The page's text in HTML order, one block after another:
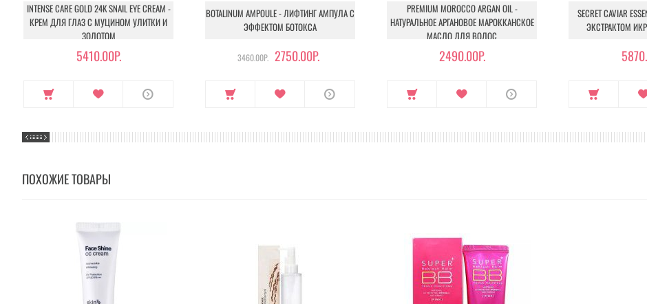
INTENSE CARE GOLD 24K SNAIL EYE CREAM -
КРЕМ ДЛЯ ГЛАЗ С МУЦИНОМ УЛИТКИ И
ЗОЛОТОМ
5410.00Р.
BOTALINUM AMPOULE - ЛИФТИНГ АМПУЛА С
ЭФФЕКТОМ БОТОКСА
3460.00Р. 2750.00Р.
PREMIUM MOROCCO ARGAN OIL -
НАТУРАЛЬНОЕ АРГАНОВОЕ МАРОККАНСКОЕ
МАСЛО ДЛЯ ВОЛОС
2490.00Р.
SECRET CAVIAR
ЭКСТРАКТОМ
ПОХОЖИЕ ТОВАРЫ